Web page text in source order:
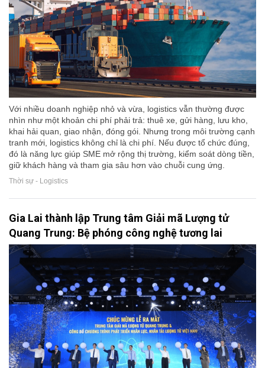
Với nhiều doanh nghiệp nhỏ và vừa, logistics vẫn thường được
nhìn như một khoản chi phí phải trả: thuê xe, gửi hàng, lưu kho,
khai hải quan, giao nhận, đóng gói. Nhưng trong môi trường cạnh
tranh mới, logistics không chỉ là chi phí. Nếu được tổ chức đúng,
đó là năng lực giúp SME mở rộng thị trường, kiểm soát dòng tiền,
giữ khách hàng và tham gia sâu hơn vào chuỗi cung ứng.
Thời sự - Logistics
Gia Lai thành lập Trung tâm Giải mã Lượng tử
Quang Trung: Bệ phóng công nghệ tương lai